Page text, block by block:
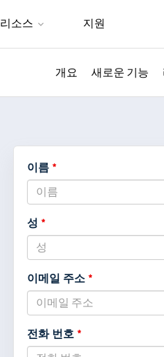
리소스 지원
개요 새로운 기능
이름
성
이메일 주소
전화 번호 ,
numeric